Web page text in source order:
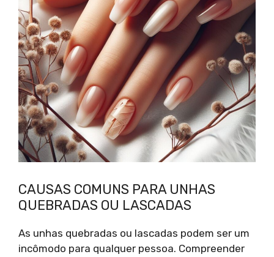
CAUSAS COMUNS PARA UNHAS
QUEBRADAS OU LASCADAS
As unhas quebradas ou lascadas podem ser um
incômodo para qualquer pessoa. Compreender